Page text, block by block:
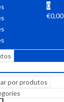
0
€0,00